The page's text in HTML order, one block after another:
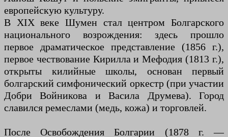
европейскую культуру.
В XIX веке Шумен стал центром Болгарского
национального возрождения: здесь прошло
первое драматическое представление (1856 г.),
первое чествование Кирилла и Мефодия (1813 г.),
открыты килийные школы, основан первый
болгарский симфонический оркестр (при участии
Добри Войникова и Васила Друмева). Город
славился ремеслами (медь, кожа) и торговлей.
После Освобождения Болгарии (1878 г. —